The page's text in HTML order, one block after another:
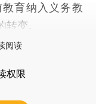
育纳入义务教
转变。
阅读
权限